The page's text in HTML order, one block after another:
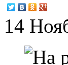
14